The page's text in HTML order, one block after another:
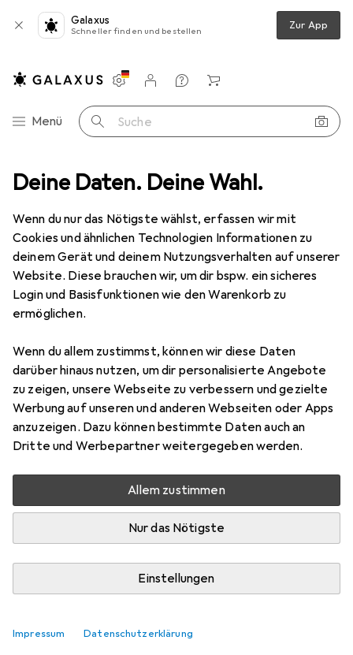
Deine Daten. Deine Wahl.
Wenn du nur das Nötigste wählst, erfassen wir mit
Cookies und ähnlichen Technologien Informationen zu
deinem Gerät und deinem Nutzungsverhalten auf unserer
Website. Diese brauchen wir, um dir bspw. ein sicheres
Login und Basisfunktionen wie den Warenkorb zu
ermöglichen.
Wenn du allem zustimmst, können wir diese Daten
darüber hinaus nutzen, um dir personalisierte Angebote
zu zeigen, unsere Webseite zu verbessern und gezielte
Werbung auf unseren und anderen Webseiten oder Apps
anzuzeigen. Dazu können bestimmte Daten auch an
Dritte und Werbepartner weitergegeben werden.
Allem zustimmen
Nur das Nötigste
Einstellungen
Impressum Datenschutzerklärung
Galaxus
Schneller finden und bestellen Zur App
Navigation nach Kategorien
Menü Suche
Einstellungen
Kundenkonto
Vergleichslisten
Merklisten
Warenkorb
Wohnen Möbel Wohnzimmer
TV Möbel
Produkte Forum